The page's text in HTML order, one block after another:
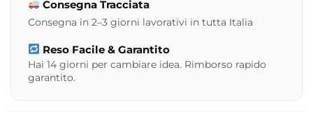
Consegna Tracciata
Consegna in 2–3 giorni lavorativi in tutta Italia
Reso Facile & Garantito
Hai 14 giorni per cambiare idea. Rimborso rapido
garantito.